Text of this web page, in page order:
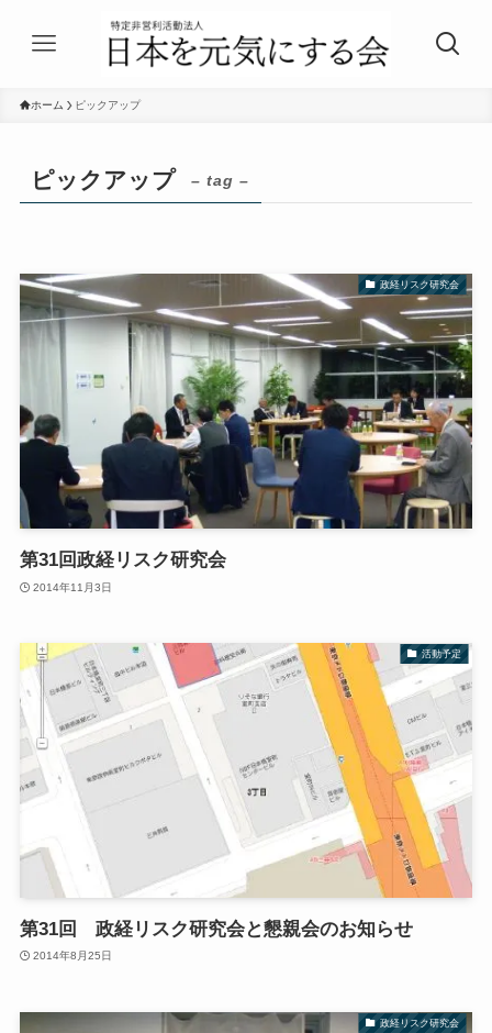
ホーム ピックアップ
ピックアップ – tag –
政経リスク研究会
第31回政経リスク研究会
2014年11月3日
活動予定
第31回 政経リスク研究会と懇親会のお知らせ
2014年8月25日
政経リスク研究会